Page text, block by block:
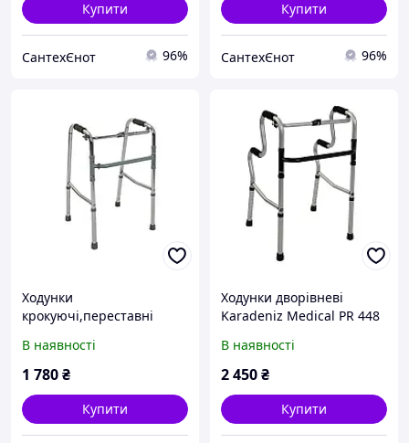
Купити
СантехЄнот 96%
Купити
СантехЄнот 96%
Ходунки
крокуючі,переставні
PR-440
В наявності
1 780₴
Купити
Ходунки дворівневі
Karadeniz Medical PR 448
В наявності
2 450₴
Купити